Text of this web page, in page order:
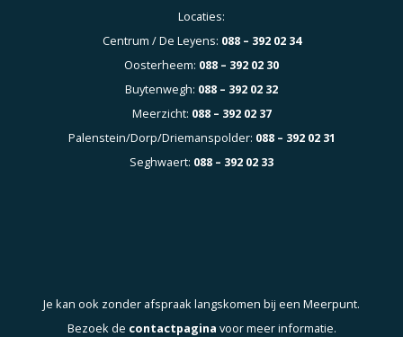
Locaties:
Centrum / De Leyens: 088 – 392 02 34
Oosterheem: 088 – 392 02 30
Buytenwegh: 088 – 392 02 32
Meerzicht: 088 – 392 02 37
Palenstein/Dorp/Driemanspolder: 088 – 392 02 31
Seghwaert: 088 – 392 02 33
Je kan ook zonder afspraak langskomen bij een Meerpunt.
Bezoek de contactpagina voor meer informatie.